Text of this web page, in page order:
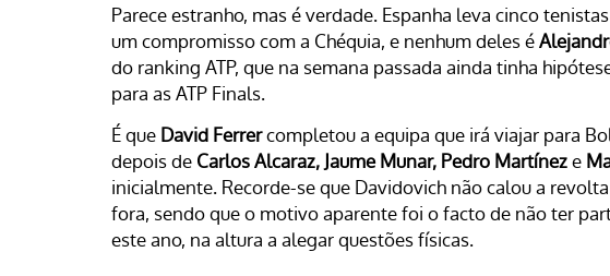
Parece estranho, mas é verdade. Espanha leva cinco
um compromisso com a Chéquia, e nenhum deles é
do ranking ATP, que na semana passada ainda tinha
para as ATP Finals.
É que David Ferrercompletou a equipa que irá viajar para
depois de Carlos Alcaraz, Jaume Munar, Pedro Martíneze
inicialmente. Recorde-se que Davidovich não calou a
fora, sendo que o motivo aparente foi o facto de não ter
este ano, na altura a alegar questões físicas.